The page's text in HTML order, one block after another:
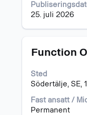
25. juli 2026
Tittel
Function
Sted
Södertälje, SE,
Fast ansatt /
Permanent
Velg
for
vise
det